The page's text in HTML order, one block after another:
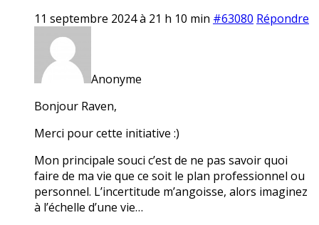
11 septembre 2024 à 21 h 10 min #63080 Répondre
Anonyme
Bonjour Raven,
Merci pour cette initiative :)
Mon principale souci c’est de ne pas savoir quoi
faire de ma vie que ce soit le plan professionnel ou
personnel. L’incertitude m’angoisse, alors imaginez
à l’échelle d’une vie…